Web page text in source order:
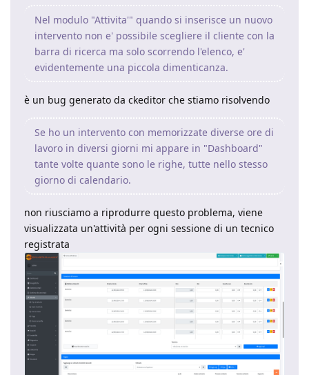
Nel modulo "Attivita'" quando si inserisce un nuovo
intervento non e' possibile scegliere il cliente con la
barra di ricerca ma solo scorrendo l'elenco, e'
evidentemente una piccola dimenticanza.
è un bug generato da ckeditor che stiamo risolvendo
Se ho un intervento con memorizzate diverse ore di
lavoro in diversi giorni mi appare in "Dashboard"
tante volte quante sono le righe, tutte nello stesso
giorno di calendario.
non riusciamo a riprodurre questo problema, viene
visualizzata un'attività per ogni sessione di un tecnico
registrata